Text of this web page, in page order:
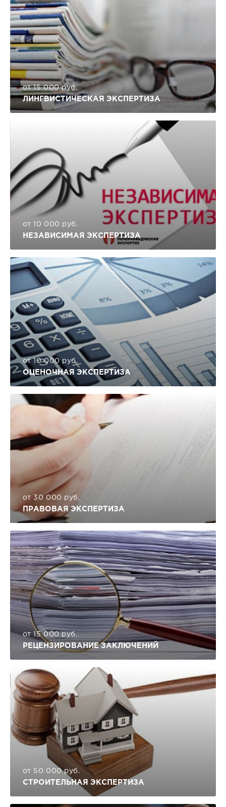
от 15 000 руб.
ЛИНГВИСТИЧЕСКАЯ ЭКСПЕРТИЗА
от 10 000 руб.
НЕЗАВИСИМАЯ ЭКСПЕРТИЗА
от 10 000 руб.
ОЦЕНОЧНАЯ ЭКСПЕРТИЗА
от 30 000 руб.
ПРАВОВАЯ ЭКСПЕРТИЗА
от 15 000 руб.
РЕЦЕНЗИРОВАНИЕ ЗАКЛЮЧЕНИЙ
от 50 000 руб.
СТРОИТЕЛЬНАЯ ЭКСПЕРТИЗА